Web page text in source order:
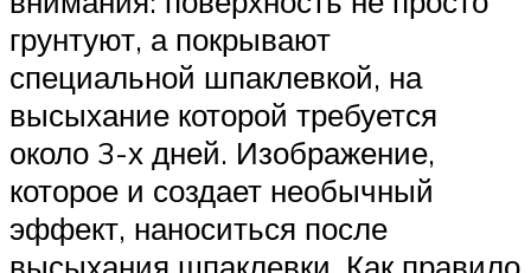
грунтуют, а покрывают
специальной шпаклевкой, на
высыхание которой требуется
около 3-х дней. Изображение,
которое и создает необычный
эффект, наноситься после